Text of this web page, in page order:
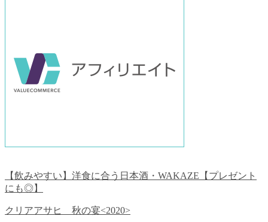
【飲みやすい】洋食に合う日本酒・WAKAZE【プレゼント
にも◎】
クリアアサヒ 秋の宴<2020>